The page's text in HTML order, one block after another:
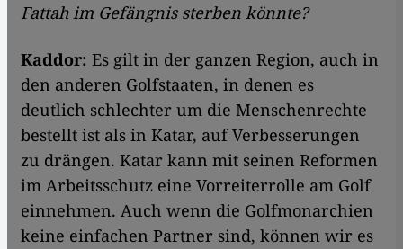
Fattah im Gefängnis sterben könnte?
Kaddor: Es gilt in der ganzen Region, auch in
den anderen Golfstaaten, in denen es
deutlich schlechter um die Menschenrechte
bestellt ist als in Katar, auf Verbesserungen
zu drängen. Katar kann mit seinen Reformen
im Arbeitsschutz eine Vorreiterrolle am Golf
einnehmen. Auch wenn die Golfmonarchien
keine einfachen Partner sind, können wir es